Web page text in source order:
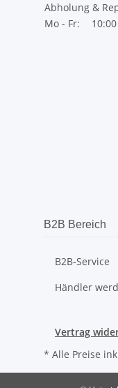
Abholung &
Mo - Fr:
B2B Bereich
B2B-Service
Händler
Vertrag
* Alle Preise